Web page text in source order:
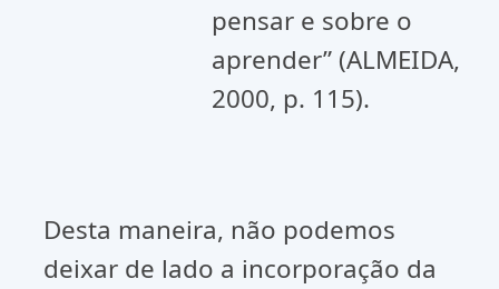
pensar e sobre o
aprender” (ALMEIDA,
2000, p. 115).
Desta maneira, não podemos
deixar de lado a incorporação da